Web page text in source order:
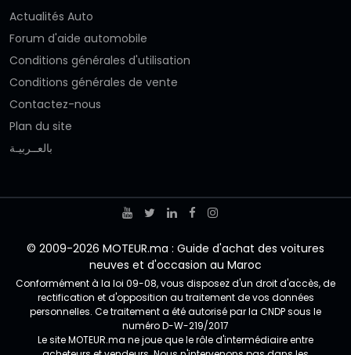
Actualités Auto
Forum d'aide automobile
Conditions générales d'utilisation
Conditions générales de vente
Contactez-nous
Plan du site
بالعــربيـة
© 2009-2026 MOTEUR.ma : Guide d'achat des voitures
neuves et d'occasion au Maroc
Conformément à la loi 09-08, vous disposez d'un droit d'accès, de
rectification et d'opposition au traitement de vos données
personnelles. Ce traitement a été autorisé par la CNDP sous le
numéro D-W-219/2017
Le site MOTEUR.ma ne joue que le rôle d'intermédiaire entre